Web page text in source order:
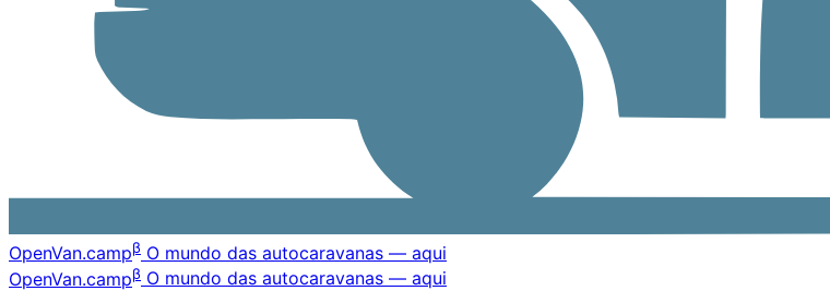
OpenVan.campβ O mundo das autocaravanas — aqui
OpenVan.campβ O mundo das autocaravanas — aqui